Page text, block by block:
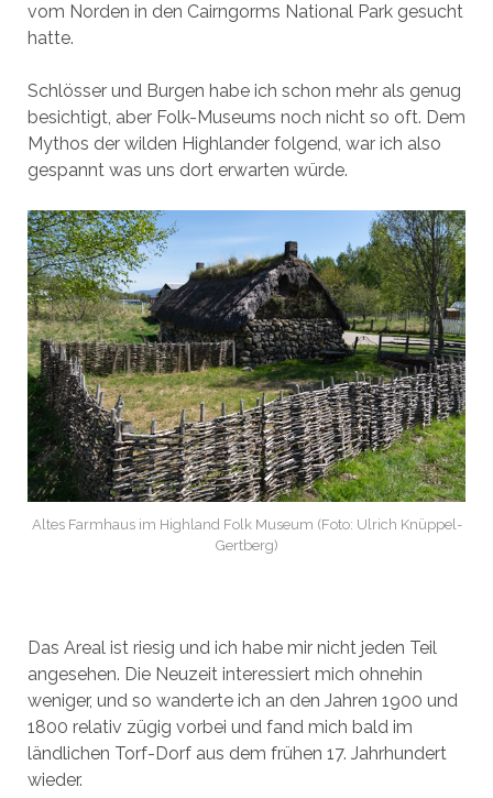
vom Norden in den Cairngorms National Park gesucht
hatte.
Schlösser und Burgen habe ich schon mehr als genug
besichtigt, aber Folk-Museums noch nicht so oft. Dem
Mythos der wilden Highlander folgend, war ich also
gespannt was uns dort erwarten würde.
Altes Farmhaus im Highland Folk Museum (Foto: Ulrich Knüppel-
Gertberg)
Das Areal ist riesig und ich habe mir nicht jeden Teil
angesehen. Die Neuzeit interessiert mich ohnehin
weniger, und so wanderte ich an den Jahren 1900 und
1800 relativ zügig vorbei und fand mich bald im
ländlichen Torf-Dorf aus dem frühen 17. Jahrhundert
wieder.